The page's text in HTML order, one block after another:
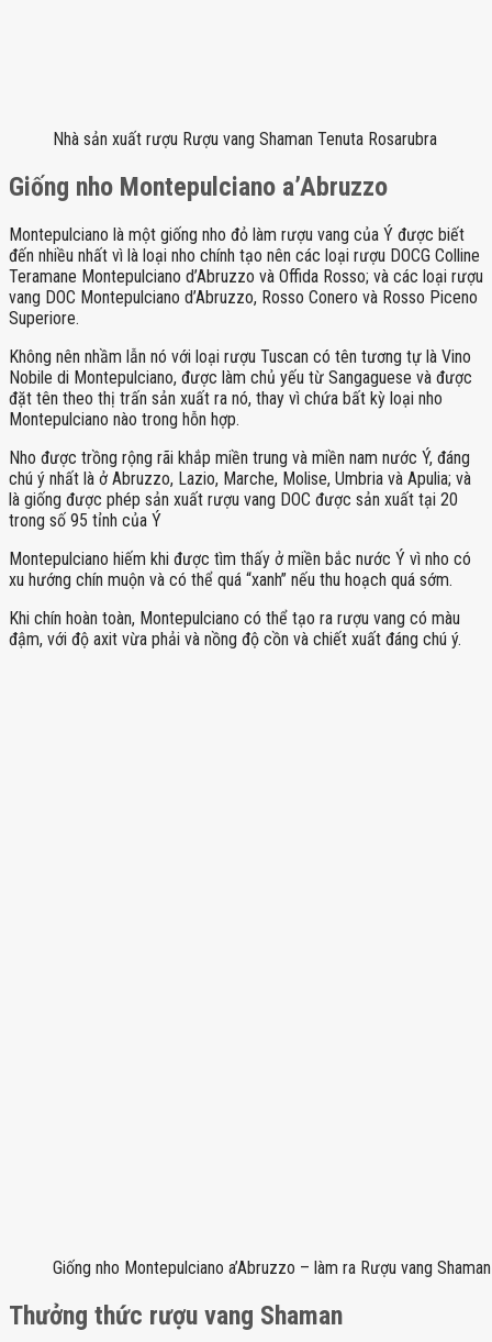
Nhà sản xuất rượu Rượu vang Shaman Tenuta Rosarubra
Giống nho Montepulciano a’Abruzzo
Montepulciano là một giống nho đỏ làm rượu vang của Ý được biết
đến nhiều nhất vì là loại nho chính tạo nên các loại rượu DOCG Colline
Teramane Montepulciano d’Abruzzo và Offida Rosso; và các loại rượu
vang DOC Montepulciano d’Abruzzo, Rosso Conero và Rosso Piceno
Superiore.
Không nên nhầm lẫn nó với loại rượu Tuscan có tên tương tự là Vino
Nobile di Montepulciano, được làm chủ yếu từ Sangaguese và được
đặt tên theo thị trấn sản xuất ra nó, thay vì chứa bất kỳ loại nho
Montepulciano nào trong hỗn hợp.
Nho được trồng rộng rãi khắp miền trung và miền nam nước Ý, đáng
chú ý nhất là ở Abruzzo, Lazio, Marche, Molise, Umbria và Apulia; và
là giống được phép sản xuất rượu vang DOC được sản xuất tại 20
trong số 95 tỉnh của Ý
Montepulciano hiếm khi được tìm thấy ở miền bắc nước Ý vì nho có
xu hướng chín muộn và có thể quá “xanh” nếu thu hoạch quá sớm.
Khi chín hoàn toàn, Montepulciano có thể tạo ra rượu vang có màu
đậm, với độ axit vừa phải và nồng độ cồn và chiết xuất đáng chú ý.
Giống nho Montepulciano a’Abruzzo – làm ra Rượu vang
Thưởng thức rượu vang Shaman